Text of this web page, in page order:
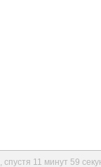
, спустя 11 минут 59